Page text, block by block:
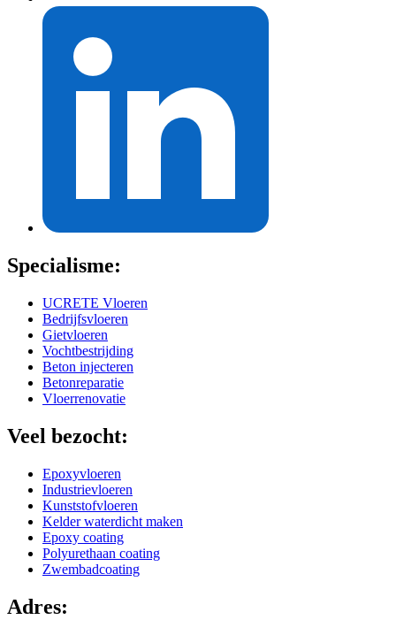
Specialisme:
UCRETE Vloeren
Bedrijfsvloeren
Gietvloeren
Vochtbestrijding
Beton injecteren
Betonreparatie
Vloerrenovatie
Veel bezocht:
Epoxyvloeren
Industrievloeren
Kunststofvloeren
Kelder waterdicht maken
Epoxy coating
Polyurethaan coating
Zwembadcoating
Adres: